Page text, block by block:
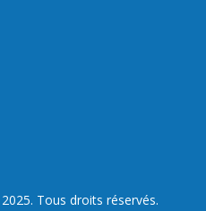
Tous droits réservés.